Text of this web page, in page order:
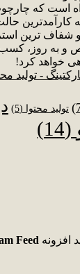
است که
کارآمدترین
و شفاف ترین
به روز، کسب
خواهد کرد!
تولید محتوا (5)
(14)
افزونه Feed